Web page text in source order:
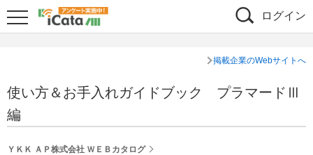
ログイン
掲載企業のWebサイトへ
使い方＆お手入れガイドブック プラマードⅢ
編
ＹＫＫ ＡＰ株式会社 ＷＥＢカタログ